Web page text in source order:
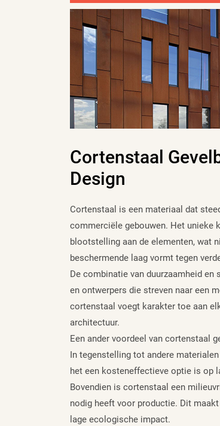
Cortenstaal
Design
Cortenstaal is een materiaal dat
commerciële gebouwen. Het unieke
blootstelling aan de elementen, wat
beschermende laag vormt tegen
De combinatie van duurzaamheid
en ontwerpers die streven naar een
cortenstaal voegt karakter toe aan
architectuur.
Een ander voordeel van cortenstaal
In tegenstelling tot andere
het een kosteneffectieve optie is op
Bovendien is cortenstaal een
nodig heeft voor productie. Dit
lage ecologische impact.